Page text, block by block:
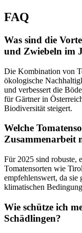
FAQ
Was sind die
und Zwiebeln im
Die Kombination von
ökologische
und verbessert die
für Gärtner in
Biodiversität steigert.
Welche
Zusammenarbeit
Für 2025 sind robuste,
Tomatensorten wie
empfehlenswert, da
klimatischen
Wie schütze ich
Schädlingen?